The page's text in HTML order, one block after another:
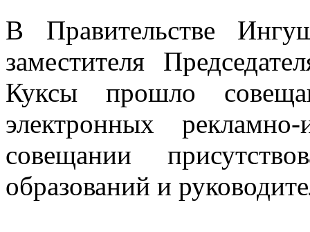
В Правительстве
заместителя
Куксы прошло
электронных
совещании
образований и